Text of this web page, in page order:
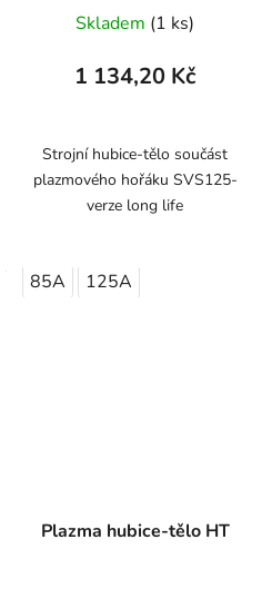
Skladem (1 ks)
1 134,20 Kč
Strojní hubice-tělo součást
plazmového hořáku SVS125-
verze long life
85A 125A
Plazma hubice-tělo HT